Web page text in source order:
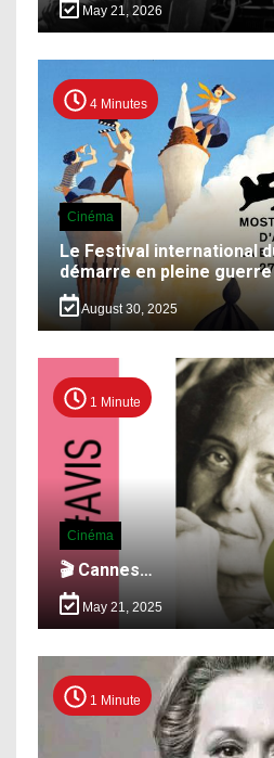
May 21, 2026
4 Minutes
Cinéma
Le Festival international
démarre en pleine guerre
August 30, 2025
1 Minute
Cinéma
🎬 Cannes…
May 21, 2025
1 Minute